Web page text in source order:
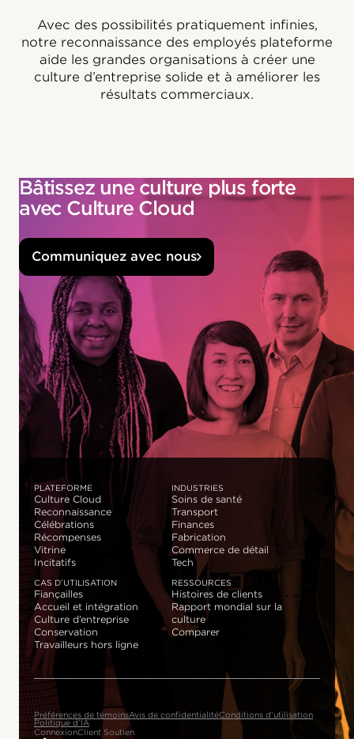
Avec des possibilités pratiquement infinies,
notre reconnaissance des employés plateforme
aide les grandes organisations à créer une
culture d’entreprise solide et à améliorer les
résultats commerciaux.
Bâtissez une culture plus forte
avec Culture Cloud
Communiquez avec nous
PLATEFORME
Culture Cloud
Reconnaissance
Célébrations
Récompenses
Vitrine
Incitatifs
INDUSTRIES
Soins de santé
Transport
Finances
Fabrication
Commerce de détail
Tech
CAS D’UTILISATION
Fiançailles
Accueil et intégration
Culture d’entreprise
Conservation
Travailleurs hors ligne
RESSOURCES
Histoires de clients
Rapport mondial sur la
culture
Comparer
Préférences de témoinsAvis de confidentialitéConditions d’utilisation
Politique d’IA
ConnexionClient Soutien